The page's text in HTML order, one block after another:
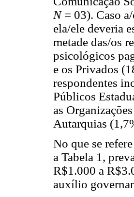
N = 03). Caso
ela/ele deveria
metade das/os
psicológicos
e os Privados
respondentes
Públicos
as
Autarquias
No que se
a Tabela 1,
R$1.000 a
auxílio